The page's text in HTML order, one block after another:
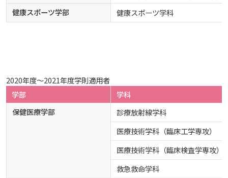
健康スポーツ学部
健康スポーツ学科
2020年度～2021年度学則適用者
学部
学科
保健医療学部
診療放射線学科
医療技術学科（臨床工学専攻）
医療技術学科（臨床検査学専攻）
救急救命学科